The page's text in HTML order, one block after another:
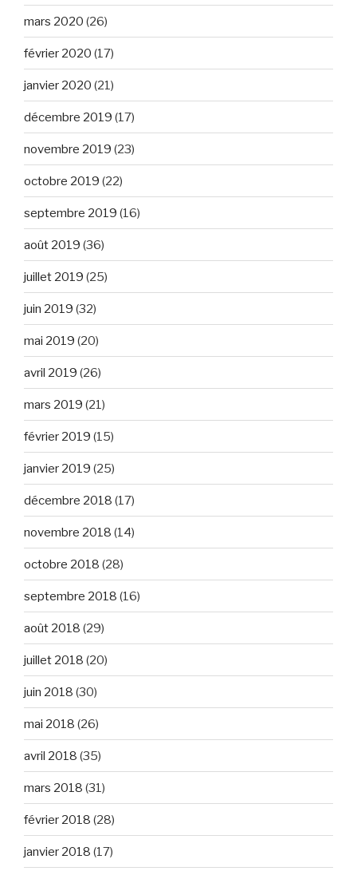
mars 2020 (26)
février 2020 (17)
janvier 2020 (21)
décembre 2019 (17)
novembre 2019 (23)
octobre 2019 (22)
septembre 2019 (16)
août 2019 (36)
juillet 2019 (25)
juin 2019 (32)
mai 2019 (20)
avril 2019 (26)
mars 2019 (21)
février 2019 (15)
janvier 2019 (25)
décembre 2018 (17)
novembre 2018 (14)
octobre 2018 (28)
septembre 2018 (16)
août 2018 (29)
juillet 2018 (20)
juin 2018 (30)
mai 2018 (26)
avril 2018 (35)
mars 2018 (31)
février 2018 (28)
janvier 2018 (17)